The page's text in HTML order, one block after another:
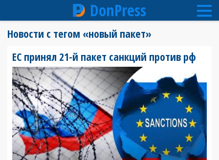
содержанию
DonPress
Новости с тегом «новый пакет»
ЕС принял 21-й пакет санкций против рф